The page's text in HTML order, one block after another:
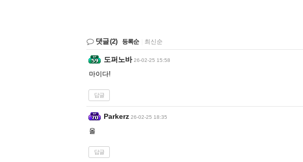
댓글(2) 등록순 최신순
도퍼노바 26-02-25 15:58
마이다!
답글
Parkerz 26-02-25 18:35
올
답글